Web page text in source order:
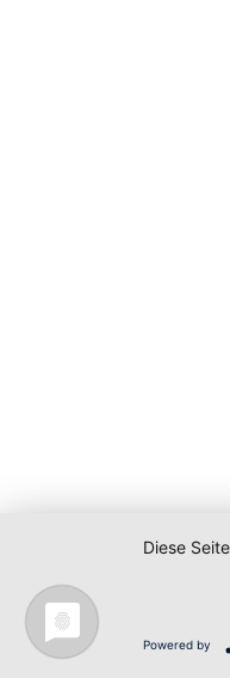
Diese
Powered by